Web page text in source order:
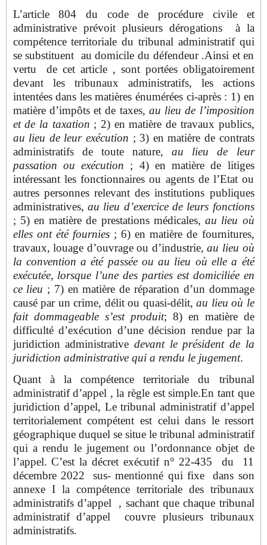
L’article 804 du code de procédure civile et
administrative prévoit plusieurs dérogations à la
compétence territoriale du tribunal administratif qui
se substituent au domicile du défendeur .Ainsi et en
vertu de cet article , sont portées obligatoirement
devant les tribunaux administratifs, les actions
intentées dans les matières énumérées ci-après : 1) en
matière d’impôts et de taxes, au lieu de l’imposition
et de la taxation ; 2) en matière de travaux publics,
au lieu de leur exécution ; 3) en matière de contrats
administratifs de toute nature,au lieu de leur
passation ou exécution ; 4) en matière de litiges
intéressant les fonctionnaires ou agents de l’Etat ou
autres personnes relevant des institutions publiques
administratives, au lieu d’exercice de leurs fonctions
; 5) en matière de prestations médicales,au lieu où
elles ont été fournies; 6) en matière de fournitures,
travaux, louage d’ouvrage ou d’industrie,au lieu où
la convention a été passée ou au lieu où elle a été
exécutée, lorsque l’une des parties est domiciliée en
ce lieu ; 7) en matière de réparation d’un dommage
causé par un crime, délit ou quasi-délit, au lieu où le
fait dommageable s’est produit; 8) en matière de
difficulté d’exécution d’une décision rendue par la
juridiction administrative devant le président de la
juridiction administrative qui a rendu le jugement.
Quant à la compétence territoriale du tribunal
administratif d’appel , la règle est simple.En tant que
juridiction d’appel, Le tribunal administratif d’appel
territorialement compétent est celui dans le ressort
géographique duquel se situe le tribunal administratif
qui a rendu le jugement ou l’ordonnance objet de
l’appel. C’est la décret exécutif n° 22-435 du 11
décembre 2022 sus- mentionné qui fixe dans son
annexe I la compétence territoriale des tribunaux
administratifs d’appel , sachant que chaque tribunal
administratif d’appel couvre plusieurs tribunaux
administratifs.